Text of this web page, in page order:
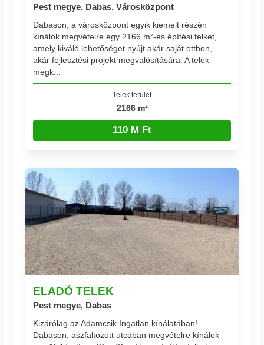
Pest megye, Dabas, Városközpont
Dabason, a városközpont egyik kiemelt részén
kínálok megvételre egy 2166 m²-es építési telket,
amely kiváló lehetőséget nyújt akár saját otthon,
akár fejlesztési projekt megvalósítására. A telek
megk...
Telek terület
2166 m²
110 M Ft
ELADÓ TELEK
Pest megye, Dabas
Kizárólag az Adamcsik Ingatlan kínálatában!
Dabason, aszfaltozott utcában megvételre kínálok